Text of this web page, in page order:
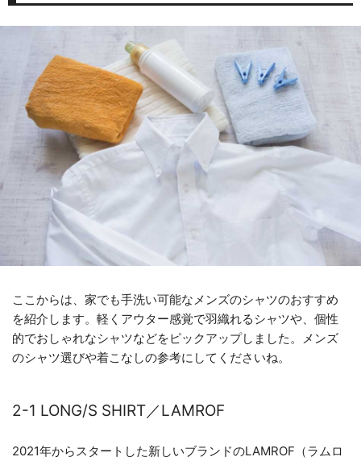
ここからは、家でも手洗い可能なメンズのシャツのおすすめ
を紹介します。軽くアウター感覚で羽織れるシャツや、個性
的でおしゃれなシャツなどをピックアップしました。メンズ
のシャツ選びや着こなしの参考にしてくださいね。
2-1 LONG/S SHIRT／LAMROF
2021年からスタートした新しいブランドのLAMROF（ラムロ